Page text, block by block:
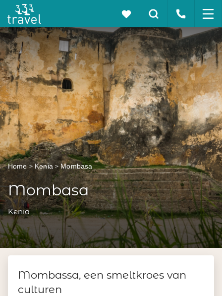
Home Kenia Mombasa
Mombasa
Kenia
Mombassa, een smeltkroes van
culturen